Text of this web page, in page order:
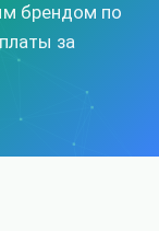
брендом по
за